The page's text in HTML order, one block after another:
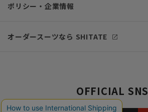
ポリシー・企業情報
オーダースーツなら SHITATE
OFFICIAL SNS